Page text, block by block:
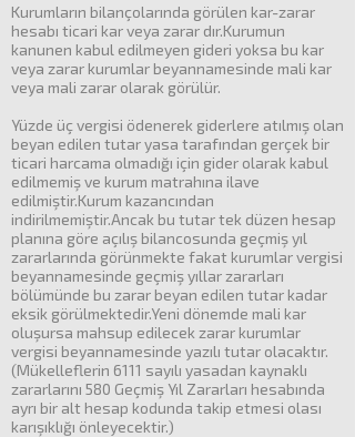
Kurumların bilançolarında görülen kar-zarar
hesabı ticari kar veya zarar dır.Kurumun
kanunen kabul edilmeyen gideri yoksa bu kar
veya zarar kurumlar beyannamesinde mali kar
veya mali zarar olarak görülür.
Yüzde üç vergisi ödenerek giderlere atılmış olan
beyan edilen tutar yasa tarafından gerçek bir
ticari harcama olmadığı için gider olarak kabul
edilmemiş ve kurum matrahına ilave
edilmiştir.Kurum kazancından
indirilmemiştir.Ancak bu tutar tek düzen hesap
planına göre açılış bilancosunda geçmiş yıl
zararlarında görünmekte fakat kurumlar vergisi
beyannamesinde geçmiş yıllar zararları
bölümünde bu zarar beyan edilen tutar kadar
eksik görülmektedir.Yeni dönemde mali kar
oluşursa mahsup edilecek zarar kurumlar
vergisi beyannamesinde yazılı tutar olacaktır.
(Mükelleflerin 6111 sayılı yasadan kaynaklı
zararlarını 580 Geçmiş Yıl Zararları hesabında
ayrı bir alt hesap kodunda takip etmesi olası
karışıklığı önleyecektir.)